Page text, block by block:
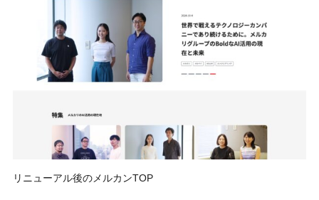
リニューアル後のメルカンTOP